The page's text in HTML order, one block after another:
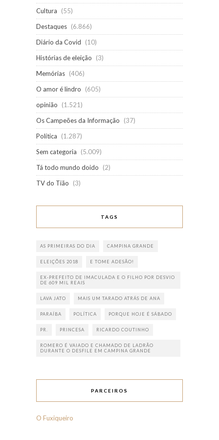
Cultura
(55)
Destaques (6.866)
Diário da Covid
(10)
Histórias de eleição
(3)
Memórias (406)
O amor é lindro
(605)
opinião
(1.521)
Os Campeões da Informação
(37)
Política
(1.287)
Sem categoria
(5.009)
Tá todo mundo doido
(2)
TV do Tião
(3)
TAGS
AS PRIMEIRAS DO DIA CAMPINA GRANDE
ELEIÇÕES 2018 E TOME ADESÃO!
EX-PREFEITO DE IMACULADA E O FILHO POR DESVIO
DE 609 MIL REAIS
LAVA JATO MAIS UM TARADO ATRÁS DE ANA
PARAÍBA POLÍTICA PORQUE HOJE É SÁBADO
PR. PRINCESA RICARDO COUTINHO
ROMERO É VAIADO E CHAMADO DE LADRÃO
DURANTE O DESFILE EM CAMPINA GRANDE
PARCEIROS
O Fuxiqueiro